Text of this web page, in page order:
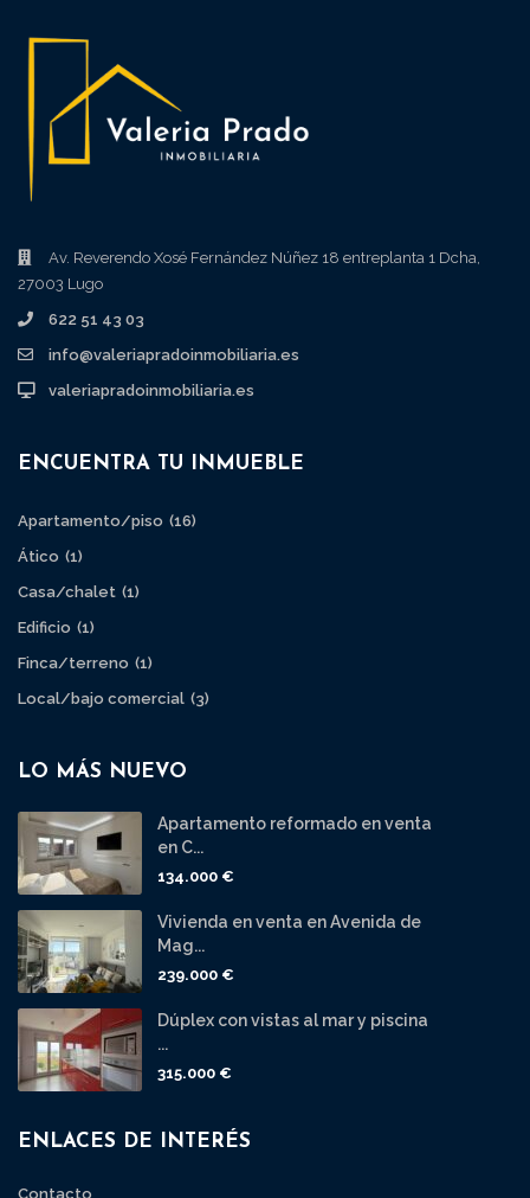
Av. Reverendo Xosé Fernández Núñez 18 entreplanta 1 Dcha,
27003 Lugo
622 51 43 03
info@valeriapradoinmobiliaria.es
valeriapradoinmobiliaria.es
ENCUENTRA TU INMUEBLE
Apartamento/piso (16)
Ático (1)
Casa/chalet (1)
Edificio (1)
Finca/terreno (1)
Local/bajo comercial (3)
LO MÁS NUEVO
Apartamento reformado en venta
en C...
134.000 €
Vivienda en venta en Avenida de
Mag...
239.000 €
Dúplex con vistas al mar y piscina
...
315.000 €
ENLACES DE INTERÉS
Contacto